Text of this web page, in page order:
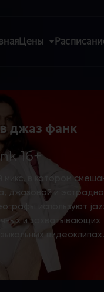
Цены
джаз фанк
16+
в котором
джазовой и
используют
и захватывающих
видеоклипах.